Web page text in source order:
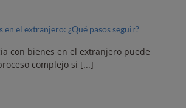
en el extranjero: ¿Qué pasos seguir?
con bienes en el extranjero puede
complejo si [...]